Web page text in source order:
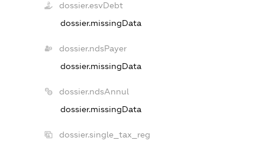
dossier.esvDebt
dossier.missingData
dossier.ndsPayer
dossier.missingData
dossier.ndsAnnul
dossier.missingData
dossier.single_tax_reg